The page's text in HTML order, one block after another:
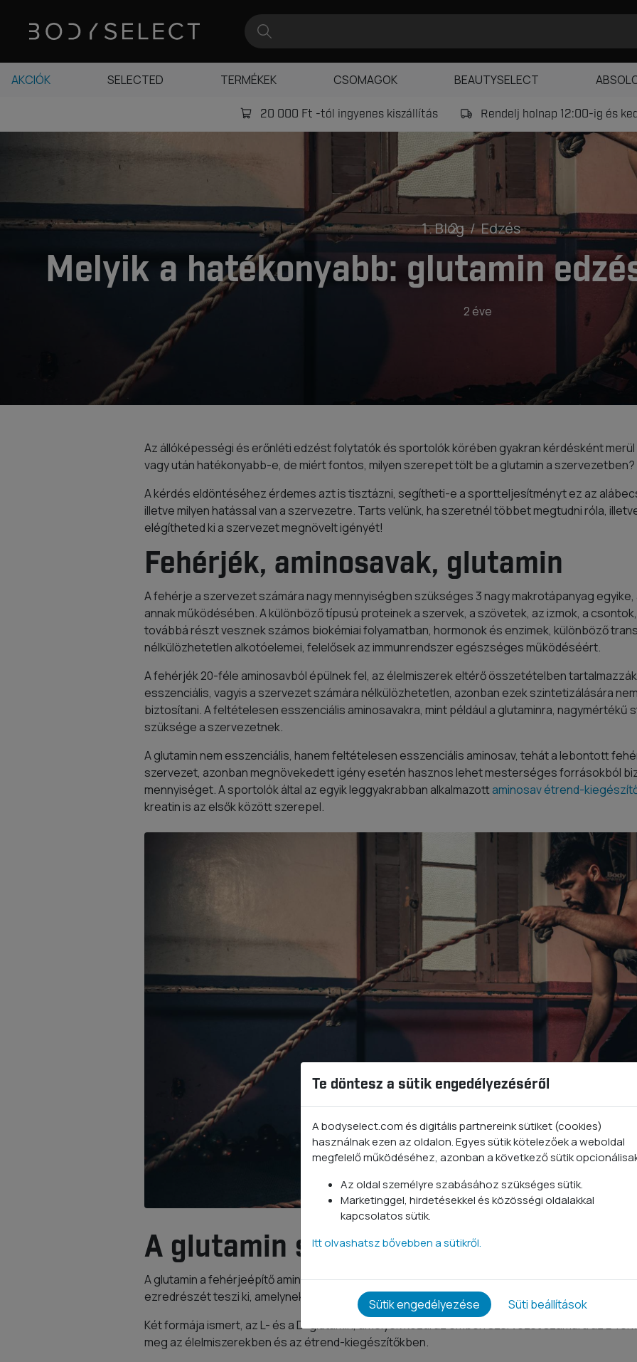
20 000 Ft -tól ingyenes kiszállítás Rendelj holnap 12:00-ig és
Blog Edzés
Melyik a hatékonyabb: glutamin
2 éve
Az állóképességi és erőnléti edzést folytatók és sportolók körében gyakran kérdésként
vagy után hatékonyabb-e, de miért fontos, milyen szerepet tölt be a glutamin a szervezetben?
A kérdés eldöntéséhez érdemes azt is tisztázni, segítheti-e a sportteljesítményt ez az
illetve milyen hatással van a szervezetre. Tarts velünk, ha szeretnél többet megtudni róla,
elégítheted ki a szervezet megnövelt igényét!
Fehérjék, aminosavak, glutamin
A fehérje a szervezet számára nagy mennyiségben szükséges 3 nagy makrotápanyag
annak működésében. A különböző típusú proteinek a szervek, a szövetek, az izmok, a
továbbá részt vesznek számos biokémiai folyamatban, hormonok és enzimek, különböző
nélkülözhetetlen alkotóelemei, felelősek az immunrendszer egészséges működéséért.
A fehérjék 20-féle aminosavból épülnek fel, az élelmiszerek eltérő összetételben tartalmazzák
esszenciális, vagyis a szervezet számára nélkülözhetetlen, azonban ezek szintetizálására
biztosítani. A feltételesen esszenciális aminosavakra, mint például a glutaminra,
szüksége a szervezetnek.
A glutamin nem esszenciális, hanem feltételesen esszenciális aminosav, tehát a lebontott
szervezet, azonban megnövekedett igény esetén hasznos lehet mesterséges forrásokból
mennyiséget. A sportolók által az egyik leggyakrabban alkalmazottaminosav étrend-
kreatin is az elsők között szerepel.
A glutamin szerepe
A glutamin a fehérjeépítő aminosavak egyike, pontosabban ez fordul elő a legnagyobb
ezredrészét teszi ki, amelynek kb. 80%-a az izomszövetben található meg.
Két formája ismert, az L- és a D-glutamin, amelyek közül az emberi szervezet számára az L-
meg az élelmiszerekben és az étrend-kiegészítőkben.
AKCIÓK SELECTED TERMÉKEK CSOMAGOK BEAUTYSELECT
Te döntesz a sütik engedélyezéséről
A bodyselect.com és digitális partnereink sütiket (cookies)
használnak ezen az oldalon. Egyes sütik kötelezőek a weboldal
megfelelő működéséhez, azonban a következő sütik
Az oldal személyre szabásához szükséges sütik.
Marketinggel, hirdetésekkel és közösségi oldalakkal
kapcsolatos sütik.
Itt olvashatsz bővebben a sütikről.
Sütik engedélyezése Süti beállítások